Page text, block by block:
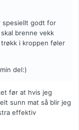
spesiellt godt for
brenne vekk
i kroppen føler
del:)
før at hvis jeg
sunn mat så blir jeg
effektiv